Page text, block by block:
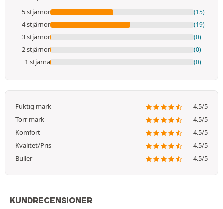
5 stjärnor (15)
4 stjärnor (19)
3 stjärnor (0)
2 stjärnor (0)
1 stjärna (0)
Fuktig mark
4.5/5
Torr mark
4.5/5
Komfort
4.5/5
Kvalitet/Pris
4.5/5
Buller
4.5/5
KUNDRECENSIONER